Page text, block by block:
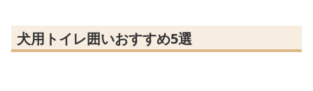
犬用トイレ囲いおすすめ5選